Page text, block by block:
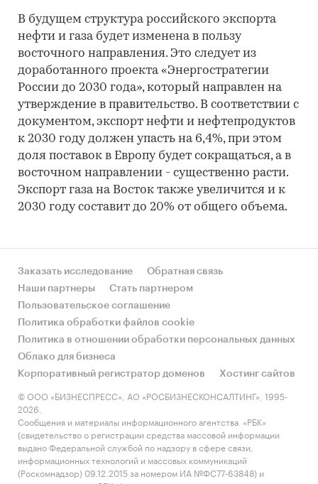
В будущем структура российского экспорта
нефти и газа будет изменена в пользу
восточного направления. Это следует из
доработанного проекта «Энергостратегии
России до 2030 года», который направлен на
утверждение в правительство. В соответствии с
документом, экспорт нефти и нефтепродуктов
к 2030 году должен упасть на 6,4%, при этом
доля поставок в Европу будет сокращаться, а в
восточном направлении - существенно расти.
Экспорт газа на Восток также увеличится и к
2030 году составит до 20% от общего объема.
Заказать исследование
Обратная связь
Наши партнеры
Стать партнером
Пользовательское соглашение
Политика обработки файлов cookie
Политика в отношении обработки персональных данных
Облако для бизнеса
Корпоративный регистратор доменов
Хостинг сайтов
© ООО «БИЗНЕСПРЕСС», АО «РОСБИЗНЕСКОНСАЛТИНГ», 1995-
2026.
Сообщения и материалы информационного агентства «РБК»
(свидетельство о регистрации средства массовой информации
выдано Федеральной службой по надзору в сфере связи,
информационных технологий и массовых коммуникаций
(Роскомнадзор) 09.12.2015 за номером ИА №ФС77-63848) и